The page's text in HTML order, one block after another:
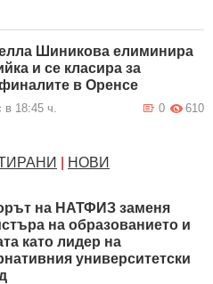
Шиникова елиминира
и се класира за
в Оренсе
в 18:45 ч. 610
0
НОВИ
на НАТФИЗ заменя
на образованието и
като лидер на
университетски